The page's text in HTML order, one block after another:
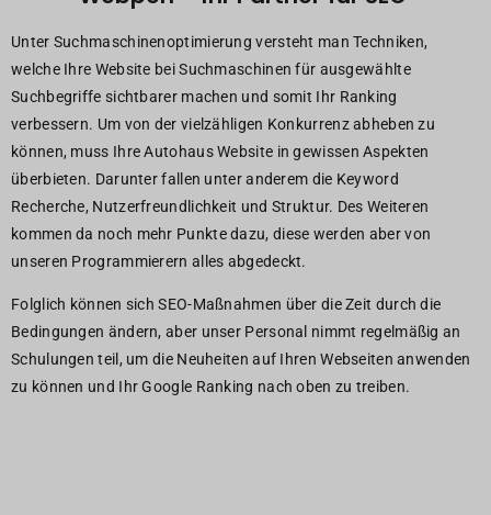
Unter Suchmaschinenoptimierung versteht man Techniken,
welche Ihre Website bei Suchmaschinen für ausgewählte
Suchbegriffe sichtbarer machen und somit Ihr Ranking
verbessern. Um von der vielzähligen Konkurrenz abheben zu
können, muss Ihre Autohaus Website in gewissen Aspekten
überbieten. Darunter fallen unter anderem die Keyword
Recherche, Nutzerfreundlichkeit und Struktur. Des Weiteren
kommen da noch mehr Punkte dazu, diese werden aber von
unseren Programmierern alles abgedeckt.
Folglich können sich SEO-Maßnahmen über die Zeit durch die
Bedingungen ändern, aber unser Personal nimmt regelmäßig an
Schulungen teil, um die Neuheiten auf Ihren Webseiten anwenden
zu können und Ihr Google Ranking nach oben zu treiben.